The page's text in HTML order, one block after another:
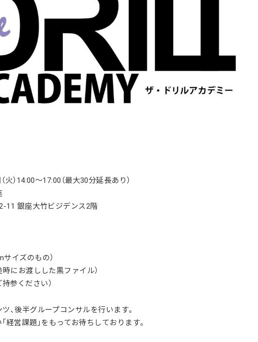
火）14:00～17:00（最大30分延長あり）
11 銀座大竹ビジデンス2階
イズのもの）
時にお渡しした黒ファイル）
参ください）
、後半グループコンサルを行います。
経営課題」をもってお待ちしております。